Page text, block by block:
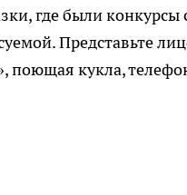
где были
Представьте
поющая кукла,